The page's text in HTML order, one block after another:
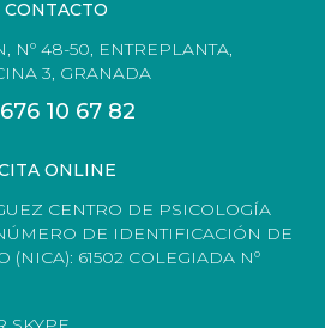
CONTACTO
Nº 48-50, ENTREPLANTA,
3, GRANADA
10 67 82
ONLINE
CENTRO DE PSICOLOGÍA
DE IDENTIFICACIÓN DE
(NICA): 61502 COLEGIADA Nº